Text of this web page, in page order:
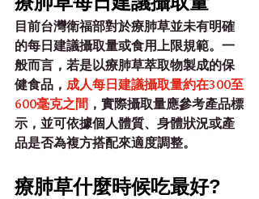
目前台灣衛福部對於療肺草並未有明確
的每日建議攝取量或食用上限規範。一
般而言，若是以療肺草萃取物製成的保
健食品， 成人每日建議攝取量約在300至
600毫克之間 ， 實際攝取量應參考產品標
示，並可依據個人體質、身體狀況或產
品是否為複方搭配來適度調整。
療肺草什麼時候吃最好?